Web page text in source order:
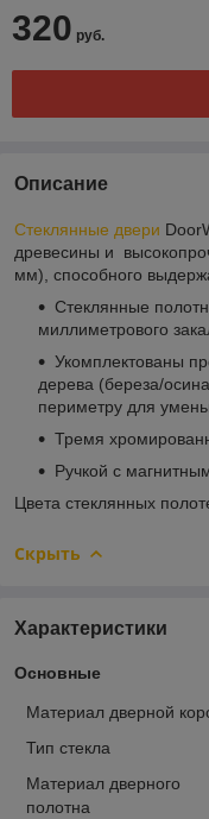
320 руб.
Описание
Стеклянные двери
древесины и
мм), способного
Стеклянные
миллиметрового
Укомплектованы
дерева (береза/
периметру для
Тремя
Ручкой с
Цвета стеклянных
Скрыть
Характеристики
Основные
Материал дверной
Тип стекла
Материал дверного
полотна